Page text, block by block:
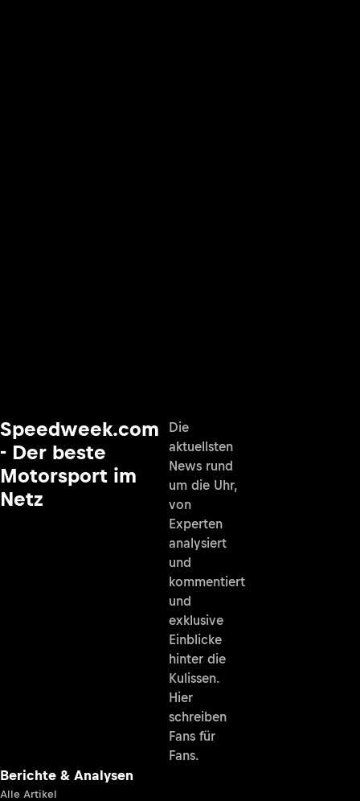
Speedweek.com
- Der beste
Motorsport im
Netz
Die
aktuellsten
News rund
um die Uhr,
von
Experten
analysiert
und
kommentiert
und
exklusive
Einblicke
hinter die
Kulissen.
Hier
schreiben
Fans für
Fans.
Berichte & Analysen
Alle Artikel